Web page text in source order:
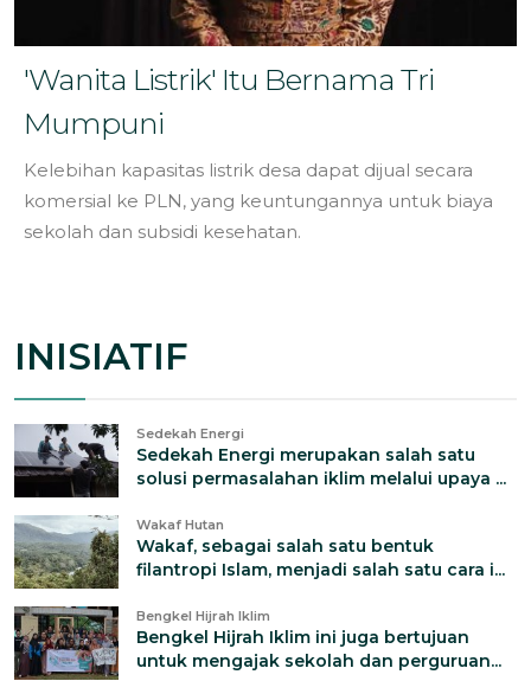
'Wanita Listrik' Itu Bernama Tri
Mumpuni
Kelebihan kapasitas listrik desa dapat dijual secara
komersial ke PLN, yang keuntungannya untuk biaya
sekolah dan subsidi kesehatan.
INISIATIF
Sedekah Energi
Sedekah Energi merupakan salah satu
solusi permasalahan iklim melalui upaya ...
Wakaf Hutan
Wakaf, sebagai salah satu bentuk
filantropi Islam, menjadi salah satu cara i...
Bengkel Hijrah Iklim
Bengkel Hijrah Iklim ini juga bertujuan
untuk mengajak sekolah dan perguruan...